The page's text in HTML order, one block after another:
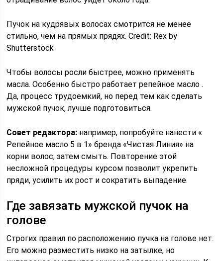
Пучок на кудрявых волосах смотрится не менее
стильно, чем на прямых прядях. Credit: Rex by
Shutterstock
Чтобы волосы росли быстрее, можно применять
масла. Особенно быстро работает репейное масло .
Да, процесс трудоемкий, но перед тем как сделать
мужской пучок, лучше подготовиться.
Совет редактора: например, попробуйте нанести «
Репейное масло 5 в 1» бренда «Чистая Линия» на
корни волос, затем смыть. Повторение этой
несложной процедуры курсом позволит укрепить
пряди, усилить их рост и сократить выпадение.
Где завязать мужской пучок на
голове
Строгих правил по расположению пучка на голове нет.
Его можно разместить низко на затылке, но